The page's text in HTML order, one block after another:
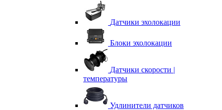
Датчики эхолокации
Блоки эхолокации
Датчики скорости |
температуры
Удлинители датчиков